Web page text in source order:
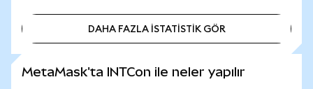
DAHA FAZLA İSTATİSTİK GÖR
MetaMask'ta INTCon ile neler yapılır